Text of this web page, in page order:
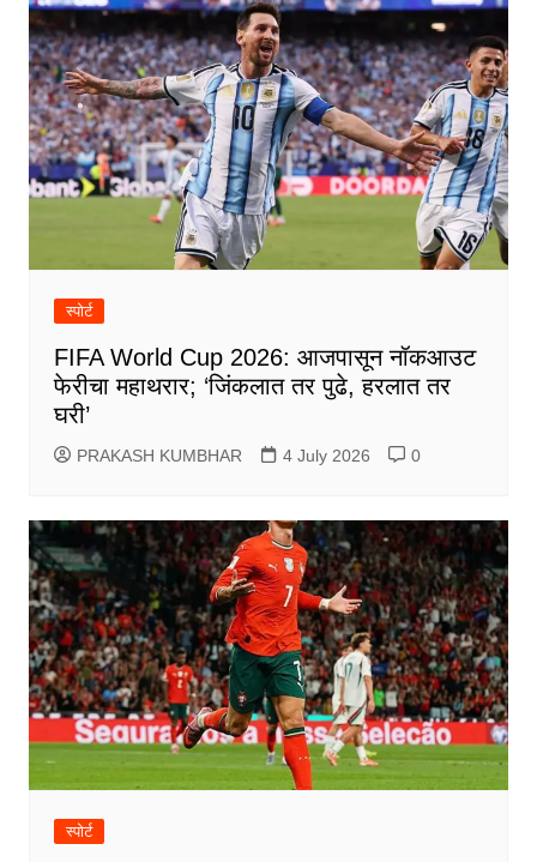
स्पोर्ट
FIFA World Cup 2026: आजपासून नॉकआउट
फेरीचा महाथरार; ‘जिंकलात तर पुढे, हरलात तर
घरी’
PRAKASH KUMBHAR 4 July 2026 0
स्पोर्ट